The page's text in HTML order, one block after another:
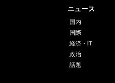
ニュース
国内
国際
経済・IT
政治
話題